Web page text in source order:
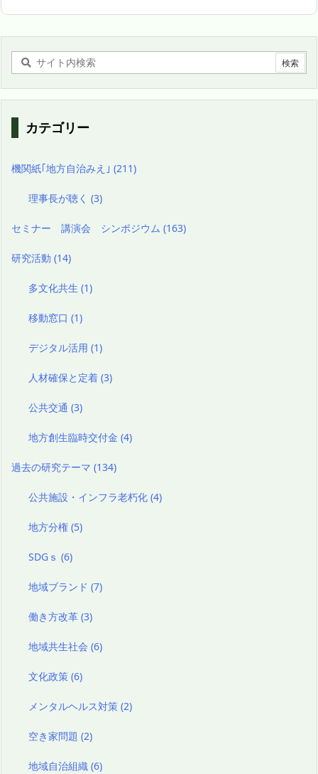
カテゴリー
機関紙｢地方自治みえ｣ (211)
理事長が聴く(3)
セミナー 講演会 シンポジウム (163)
研究活動 (14)
多文化共生(1)
移動窓口(1)
デジタル活用(1)
人材確保と定着(3)
公共交通(3)
地方創生臨時交付金(4)
過去の研究テーマ (134)
公共施設・インフラ老朽化(4)
地方分権(5)
SDGｓ(6)
地域ブランド(7)
働き方改革(3)
地域共生社会(6)
文化政策(6)
メンタルヘルス対策(2)
空き家問題(2)
地域自治組織(6)